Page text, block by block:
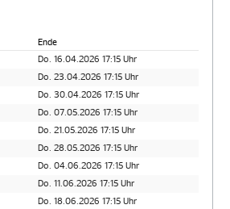
Ende
Do. 16.04.2026 17:15 Uhr
Do. 23.04.2026 17:15 Uhr
Do. 30.04.2026 17:15 Uhr
Do. 07.05.2026 17:15 Uhr
Do. 21.05.2026 17:15 Uhr
Do. 28.05.2026 17:15 Uhr
Do. 04.06.2026 17:15 Uhr
Do. 11.06.2026 17:15 Uhr
Do. 18.06.2026 17:15 Uhr